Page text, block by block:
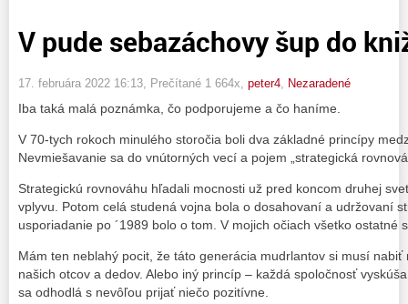
V pude sebazáchovy šup do
17. februára 2022 16:13 , Prečítané 1 664x, peter4 Nezaradené
Iba taká malá poznámka, čo podporujeme a čo haníme.
V 70-tych rokoch minulého storočia boli dva základné princípy
Nevmiešavanie sa do vnútorných vecí a pojem „strategická
Strategickú rovnováhu hľadali mocnosti už pred koncom druhej
vplyvu. Potom celá studená vojna bola o dosahovaní a udržovaní
usporiadanie po ´1989 bolo o tom. V mojich očiach všetko ostatné
Mám ten neblahý pocit, že táto generácia mudrlantov si musí
našich otcov a dedov. Alebo iný princíp – každá spoločnosť
sa odhodlá s nevôľou prijať niečo pozitívne.